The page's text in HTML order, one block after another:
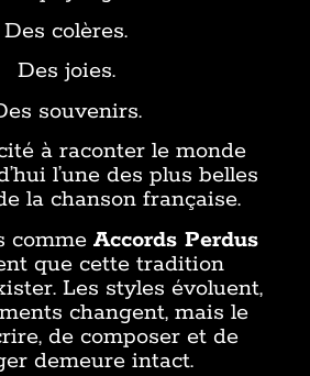
Des colères.
Des joies.
souvenirs.
à raconter le monde
l’une des plus belles
la chanson française.
comme Accords Perdus
que cette tradition
Les styles évoluent,
changent, mais le
de composer et de
demeure intact.